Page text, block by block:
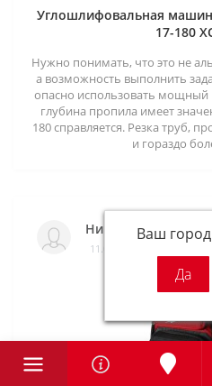
Ваш
Углошлифовальная
17-180
Нужно понимать, что это не
а возможность выполнить
опасно использовать мощный
глубина пропила имеет
180 справляется. Резка труб,
и гораздо
Николай
11.09.2021